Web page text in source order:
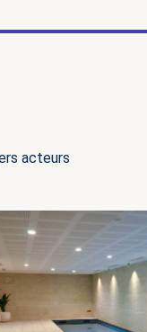
acteurs